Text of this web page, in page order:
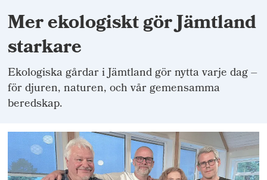
Mer ekologiskt gör Jämtland
starkare
Ekologiska gårdar i Jämtland gör nytta varje dag –
för djuren, naturen, och vår gemensamma
beredskap.